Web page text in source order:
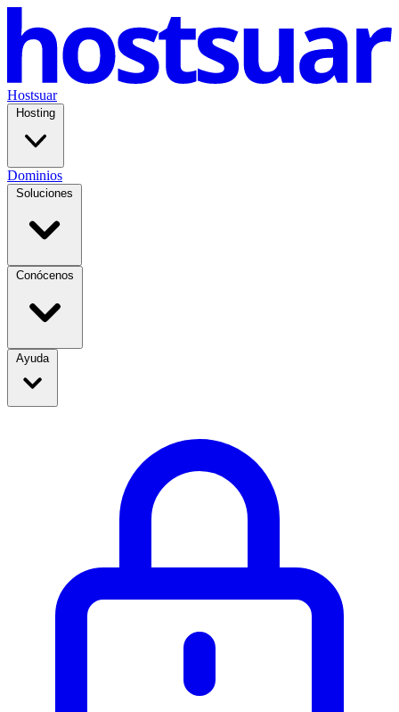
Hostsuar
Hosting
Dominios
Soluciones
Conócenos
Ayuda